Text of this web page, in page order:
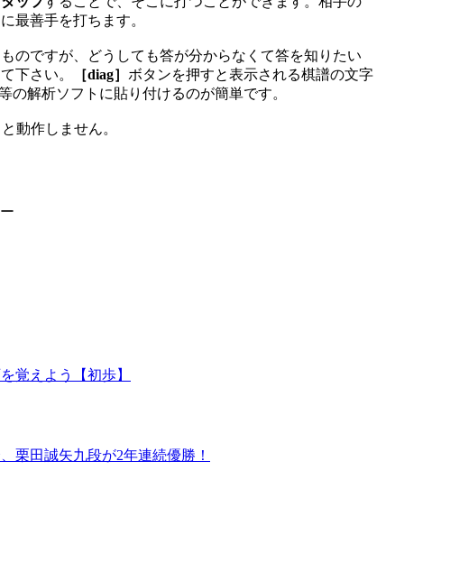
最善手を打ちます。
のですが、どうしても答が分からなくて答を知りたい
下さい。
［diag］ ボタンを押すと表示される棋譜の文字
の解析ソフトに貼り付けるのが簡単です。
動作しません。
覚えよう【初歩】
栗田誠矢九段が2年連続優勝！